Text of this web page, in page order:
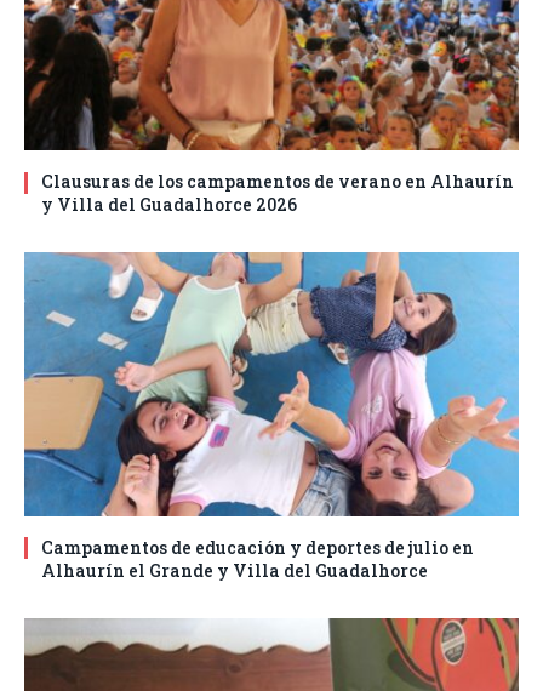
Clausuras de los campamentos de verano en Alhaurín
y Villa del Guadalhorce 2026
Campamentos de educación y deportes de julio en
Alhaurín el Grande y Villa del Guadalhorce